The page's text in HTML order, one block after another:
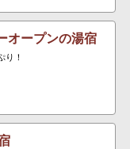
オープンの湯宿
り！